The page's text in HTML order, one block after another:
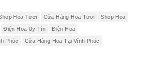
Hoa Tươi Cửa Hàng Hoa Tươi Shop Hoa
Điện Hoa Uy Tín Điện Hoa
Phúc Cửa Hàng Hoa Tại Vĩnh Phúc